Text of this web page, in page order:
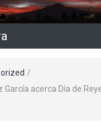
/
acerca Día de